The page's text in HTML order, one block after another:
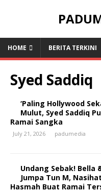
HOME BERITA TERKINI
Syed Saddiq
‘Paling Hollywood
Mulut, Syed Saddiq
Ramai Sangka
July 21, 2026 padumedia
Undang Sebak! Bella
Jumpa Tun M,
Hasmah Buat Ramai